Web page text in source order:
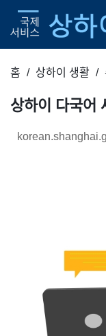
홈 상하이 생활
상하이 다국어